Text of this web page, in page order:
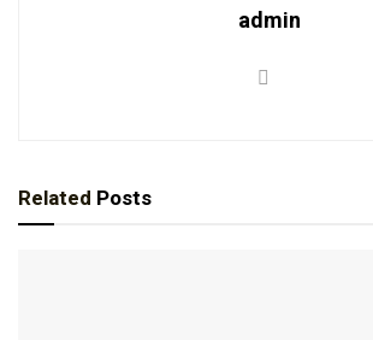
admin
Related Posts